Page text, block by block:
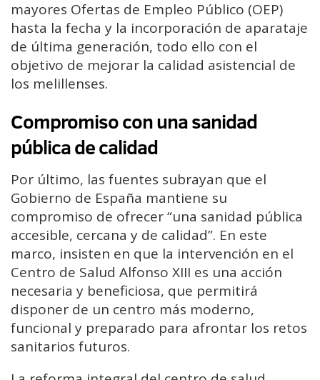
mayores Ofertas de Empleo Público (OEP)
hasta la fecha y la incorporación de aparataje
de última generación, todo ello con el
objetivo de mejorar la calidad asistencial de
los melillenses.
Compromiso con una sanidad
pública de calidad
Por último, las fuentes subrayan que el
Gobierno de España mantiene su
compromiso de ofrecer “una sanidad pública
accesible, cercana y de calidad”. En este
marco, insisten en que la intervención en el
Centro de Salud Alfonso XIII es una acción
necesaria y beneficiosa, que permitirá
disponer de un centro más moderno,
funcional y preparado para afrontar los retos
sanitarios futuros.